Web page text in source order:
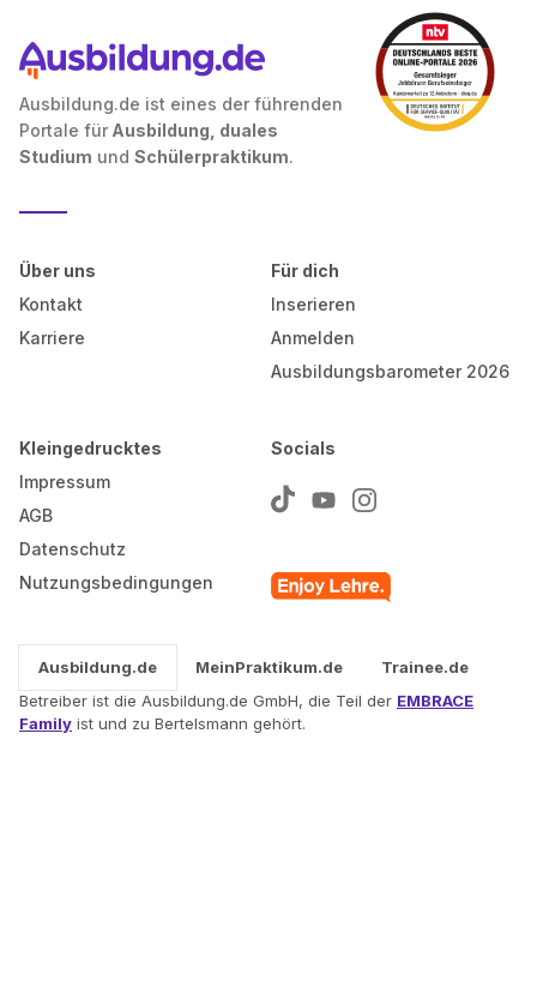
Ausbildung.de ist eines der führenden
Portale für Ausbildung, duales
Studium und Schülerpraktikum.
Über uns
Kontakt
Karriere
Für dich
Inserieren
Anmelden
Ausbildungsbarometer 2026
Kleingedrucktes
Impressum
AGB
Datenschutz
Nutzungsbedingungen
Socials
Ausbildung.de MeinPraktikum.de
Trainee.de
Betreiber ist die Ausbildung.de GmbH, die Teil der EMBRACE
Family ist und zu Bertelsmann gehört.